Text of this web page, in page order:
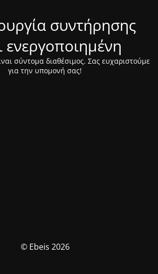
συντήρησης
ενεργοποιημένη
σύντομα διαθέσιμος. Σας ευχαριστούμε
για την υπομονή σας!
© Ebeis 2026